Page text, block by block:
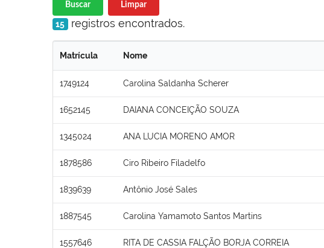
Buscar Limpar
15 registros encontrados.
Matrícula Nome
1749124 Carolina Saldanha Scherer
1652145 DAIANA CONCEIÇÃO SOUZA
1345024 ANA LUCIA MORENO AMOR
1878586 Ciro Ribeiro Filadelfo
1839639 Antônio José Sales
1887545 Carolina Yamamoto Santos Martins
1557646 RITA DE CASSIA FALÇÃO BORJA CORREIA